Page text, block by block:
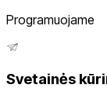
Programuojame
Svetainės